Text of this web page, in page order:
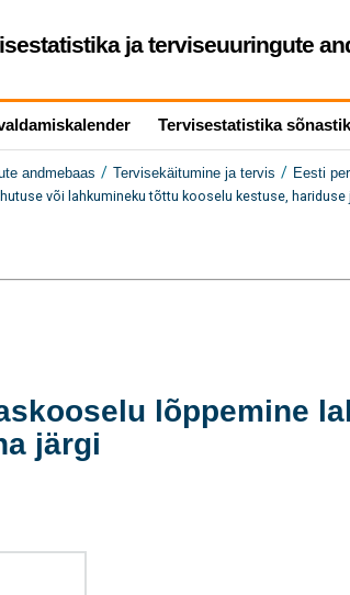
ja terviseuuringute
Tervisestatistika sõnastik
andmebaas / Tervisekäitumine ja tervis / Eesti
või lahkumineku tõttu kooselu kestuse,
lõppemine
järgi